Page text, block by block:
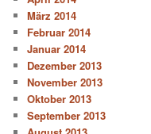
März 2014
Februar 2014
Januar 2014
Dezember 2013
November 2013
Oktober 2013
September 2013